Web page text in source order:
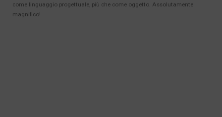
come linguaggio progettuale, più che come oggetto. Assolutamente
magnifico!